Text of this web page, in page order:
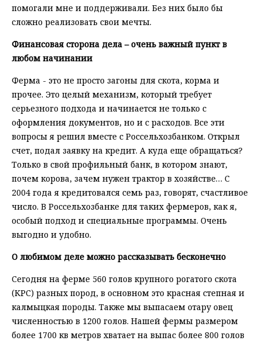
помогали мне и поддерживали. Без них было бы
сложно реализовать свои мечты.
Финансовая сторона дела – очень важный пункт в
любом начинании
Ферма - это не просто загоны для скота, корма и
прочее. Это целый механизм, который требует
серьезного подхода и начинается не только с
оформления документов, но и с расходов. Все эти
вопросы я решил вместе с Россельхозбанком. Открыл
счет, подал заявку на кредит. А куда еще обращаться?
Только в свой профильный банк, в котором знают,
почем корова, зачем нужен трактор в хозяйстве… С
2004 года я кредитовался семь раз, говорят, счастливое
число. В Россельхозбанке для таких фермеров, как я,
особый подход и специальные программы. Очень
выгодно и удобно.
О любимом деле можно рассказывать бесконечно
Сегодня на ферме 560 голов крупного рогатого скота
(КРС) разных пород, в основном это красная степная и
калмыцкая породы. Также мы выпасаем отару овец
численностью в 1200 голов. Нашей фермы размером
более 1700 кв метров хватает на выпас более 800 голов